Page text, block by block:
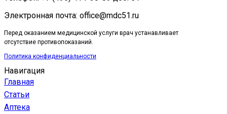
Электронная почта: office@mdc51.ru
Перед оказанием медицинской услуги врач устанавливает
отсутствие противопоказаний.
Политика конфиденциальности
Навигация
Главная
Статьи
Аптека